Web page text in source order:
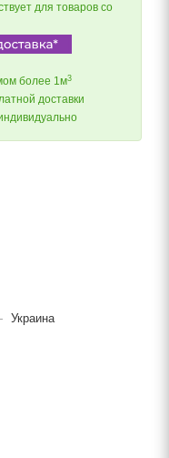
для товаров со
более 1м3
доставки
Украина